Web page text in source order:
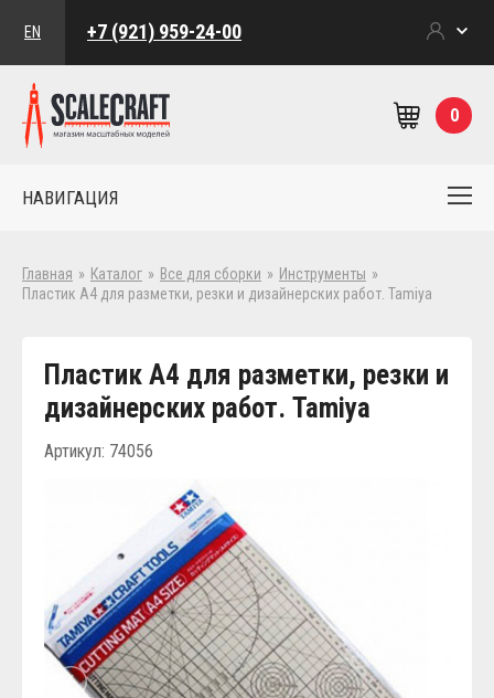
EN +7 (921) 959-24-00
0
НАВИГАЦИЯ
Главная » Каталог » Все для сборки » Инструменты »
Пластик А4 для разметки, резки и дизайнерских работ. Tamiya
Пластик А4 для разметки, резки и
дизайнерских работ. Tamiya
Артикул: 74056